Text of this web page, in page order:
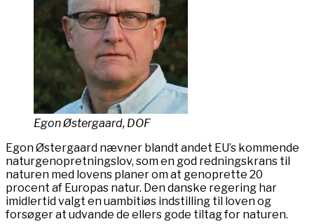
Egon Østergaard, DOF
Egon Østergaard nævner blandt andet EU’s kommende
naturgenopretningslov, som en god redningskrans til
naturen med lovens planer om at genoprette 20
procent af Europas natur. Den danske regering har
imidlertid valgt en uambitiøs indstilling til loven og
forsøger at udvande de ellers gode tiltag for naturen.